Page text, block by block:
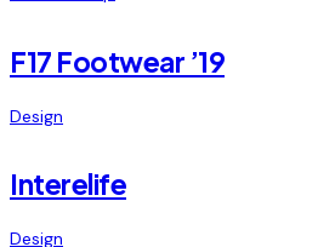
F17 Footwear ’19
Design
Interelife
Design